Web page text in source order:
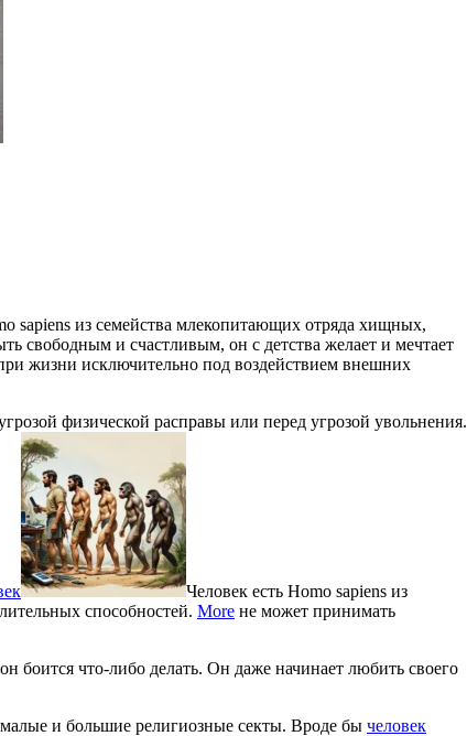
sapiens из семейства млекопитающих отряда хищных,
свободным и счастливым, он с детства желает и мечтает
жизни исключительно под воздействием внешних
физической расправы или перед угрозой увольнения.
Человек есть Homo sapiens из
способностей. More не может принимать
боится что-либо делать. Он даже начинает любить своего
и большие религиозные секты. Вроде бы человек